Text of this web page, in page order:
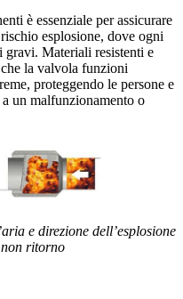
è essenziale per assicurare
esplosione, dove ogni
gravi. Materiali resistenti e
la valvola funzioni
proteggendo le persone e
un malfunzionamento o
e direzione dell’esplosione
ritorno